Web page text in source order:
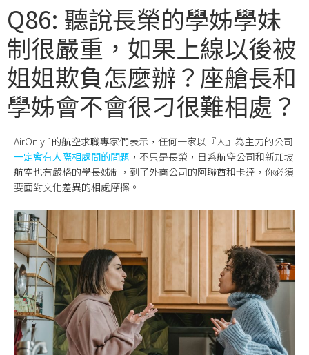
Q86: 聽說長榮的學姊學妹
制很嚴重，如果上線以後被
姐姐欺負怎麼辦？座艙長和
學姊會不會很刁很難相處？
AirOnly 1的航空求職專家們表示，任何一家以『人』為主力的公司
一定會有人際相處間的問題 ，不只是長榮，日系航空公司和新加坡
航空也有嚴格的學長姊制，到了外商公司的阿聯酋和卡達，你必須
要面對文化差異的相處摩擦。